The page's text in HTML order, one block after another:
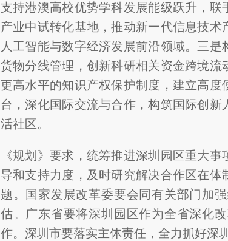
支持港澳高校优势学科发展能级跃升，
产业中试转化基地，推动新一代信息技
人工智能与数字经济发展前沿领域。三
货物分线管理，创新科研相关资金跨境
更高水平的知识产权保护制度，建立高
台，深化国际交流与合作，构筑国际创
活社区。
《规划》要求，统筹推进深圳园区重大
导和支持力度，及时研究解决合作区在
题。国家发展改革委要会同有关部门加
估。广东省要将深圳园区作为全省深化
作。深圳市要落实主体责任，全力抓好深